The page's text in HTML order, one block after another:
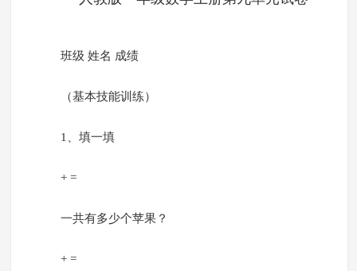
班级 姓名 成绩
（基本技能训练）
1、填一填
+ =
一共有多少个苹果？
+ =